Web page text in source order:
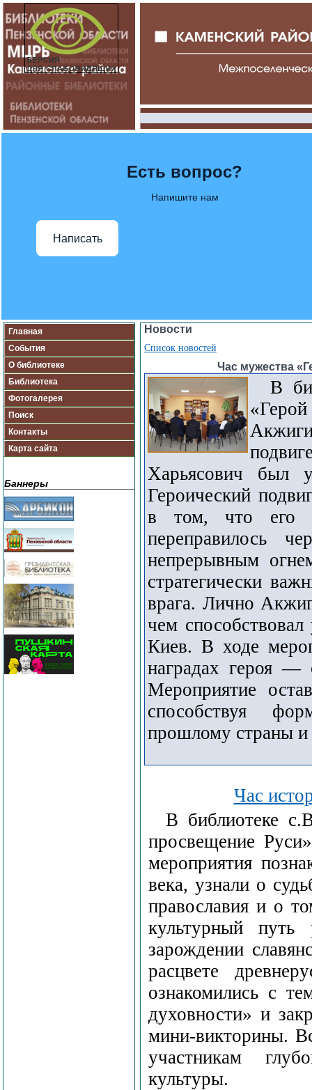
Есть вопрос?
Напишите нам
Написать
Главная
События
О библиотеке
Библиотека
Фотогалерея
Поиск
Контакты
Карта сайта
Баннеры
Новости
Список новостей
Час мужества
В
Харьясович был
Героический
в том, что его
переправилось
непрерывным
стратегически
врага. Лично
чем
Киев. В ходе
наградах героя —
Мероприятие
способствуя
прошлому страны
Час
В библиотеке
просвещение
мероприятия
века, узнали о
православия и о
культурный
зарождении
расцвете
ознакомились с
духовности» и
мини-викторины.
участникам
культуры.